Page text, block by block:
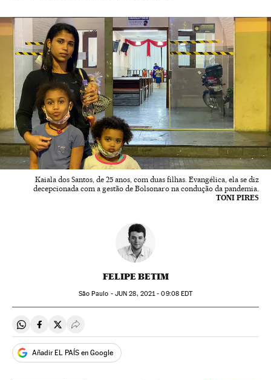
Kaiala dos Santos, de 25 anos, com duas filhas. Evangélica, ela se diz
decepcionada com a gestão de Bolsonaro na condução da pandemia.
TONI PIRES
FELIPE BETIM
São Paulo - JUN 28, 2021 - 09:08EDT
Compartir en Whatsapp
Compartir en Facebook
Compartir en Twitter
Desplegar Redes Sociales
Añadir EL PAÍS en Google